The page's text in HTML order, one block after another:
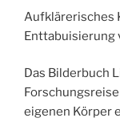
Aufklärerisches
Enttabuisierung
Das Bilderbuch
eigenen Körper